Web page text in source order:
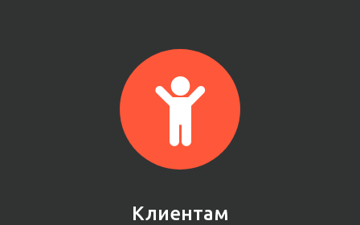
Клиентам